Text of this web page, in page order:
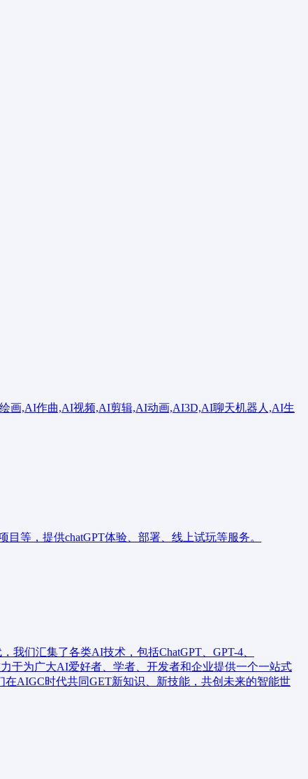
画,AI作曲,AI视频,AI剪辑,AI动画,AI3D,AI聊天机器人,AI生
等，提供chatGPT体验、部署、线上试玩等服务。
们汇集了各类AI技术，包括ChatGPT、GPT-4、
于为广大AI爱好者、学者、开发者和企业提供一个一站式
AIGC时代共同GET新知识、新技能，共创未来的智能世